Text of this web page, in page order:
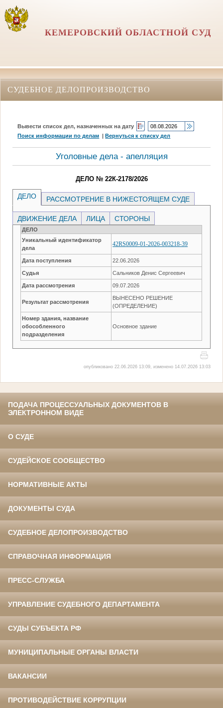
КЕМЕРОВСКИЙ ОБЛАСТНОЙ СУД
СУДЕБНОЕ ДЕЛОПРОИЗВОДСТВО
Вывести список дел, назначенных на дату
Поиск информации по делам |Вернуться к списку дел
Уголовные дела - апелляция
ДЕЛО № 22К-2178/2026
ДЕЛО РАССМОТРЕНИЕ В НИЖЕСТОЯЩЕМ СУДЕ
ДВИЖЕНИЕ ДЕЛА ЛИЦА СТОРОНЫ
ДЕЛО
Уникальный идентификатор
дела
42RS0009-01-2026-003218-39
Дата поступления 22.06.2026
Судья Сальников Денис Сергеевич
Дата рассмотрения 09.07.2026
Результат рассмотрения
ВЫНЕСЕНО РЕШЕНИЕ
(ОПРЕДЕЛЕНИЕ)
Номер здания, название
обособленного
подразделения
Основное здание
опубликовано 22.06.2026 13:09, изменено 14.07.2026 13:03
ПОДАЧА ПРОЦЕССУАЛЬНЫХ ДОКУМЕНТОВ В
ЭЛЕКТРОННОМ ВИДЕ
О СУДЕ
СУДЕЙСКОЕ СООБЩЕСТВО
НОРМАТИВНЫЕ АКТЫ
ДОКУМЕНТЫ СУДА
СУДЕБНОЕ ДЕЛОПРОИЗВОДСТВО
СПРАВОЧНАЯ ИНФОРМАЦИЯ
ПРЕСС-СЛУЖБА
УПРАВЛЕНИЕ СУДЕБНОГО ДЕПАРТАМЕНТА
СУДЫ СУБЪЕКТА РФ
МУНИЦИПАЛЬНЫЕ ОРГАНЫ ВЛАСТИ
ВАКАНСИИ
ПРОТИВОДЕЙСТВИЕ КОРРУПЦИИ